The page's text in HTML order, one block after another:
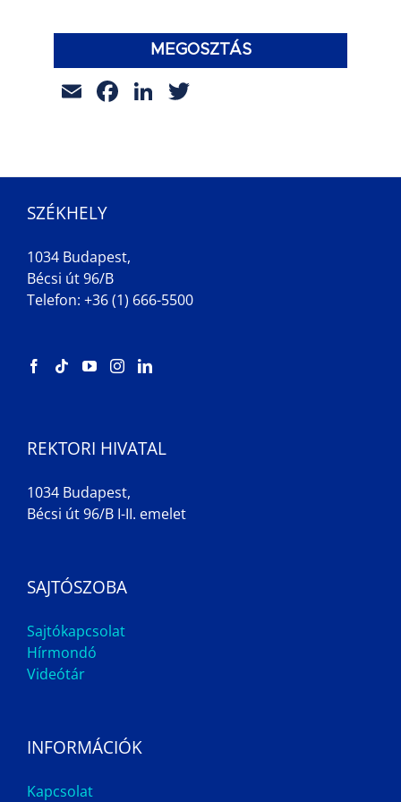
MEGOSZTÁS
EmailFacebook
LinkedIn
SZÉKHELY
1034 Budapest,
Bécsi út 96/B
Telefon: +36 (1) 666-5500
REKTORI HIVATAL
1034 Budapest,
Bécsi út 96/B I-II. emelet
SAJTÓSZOBA
Sajtókapcsolat
Hírmondó
Videótár
INFORMÁCIÓK
Kapcsolat